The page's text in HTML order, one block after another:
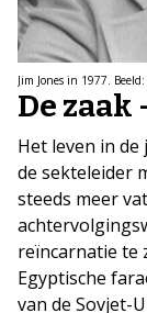
Jim Jones in 1977.
De
Het leven in
de sekteleider
steeds meer
reïncarnatie te
Egyptische
van de Sovjet-